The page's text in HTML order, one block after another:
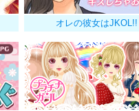
オレの彼女はJKOL!!